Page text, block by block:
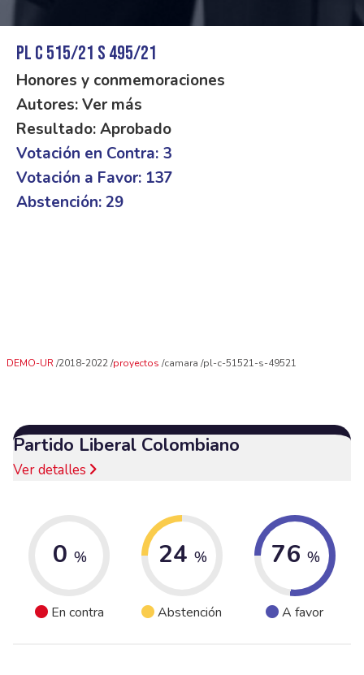
PL C 515/21 S 495/21
Honores y conmemoraciones
Autores: Ver más
Resultado: Aprobado
Votación en Contra: 3
Votación a Favor: 137
Abstención: 29
DEMO-UR 2018-2022 proyectos camara pl-c-51521-s-49521
Partido Liberal Colombiano
Ver detalles
0 %
En contra
24 %
Abstención
76 %
A favor